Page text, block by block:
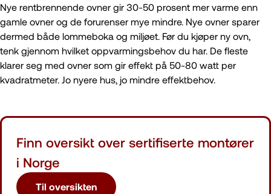
Nye rentbrennende ovner gir 30-50 prosent mer varme enn
gamle ovner og de forurenser mye mindre. Nye ovner sparer
dermed både lommeboka og miljøet. Før du kjøper ny ovn,
tenk gjennom hvilket oppvarmingsbehov du har. De fleste
klarer seg med ovner som gir effekt på 50-80 watt per
kvadratmeter. Jo nyere hus, jo mindre effektbehov.
Finn oversikt over sertifiserte montører
i Norge
Til oversikten